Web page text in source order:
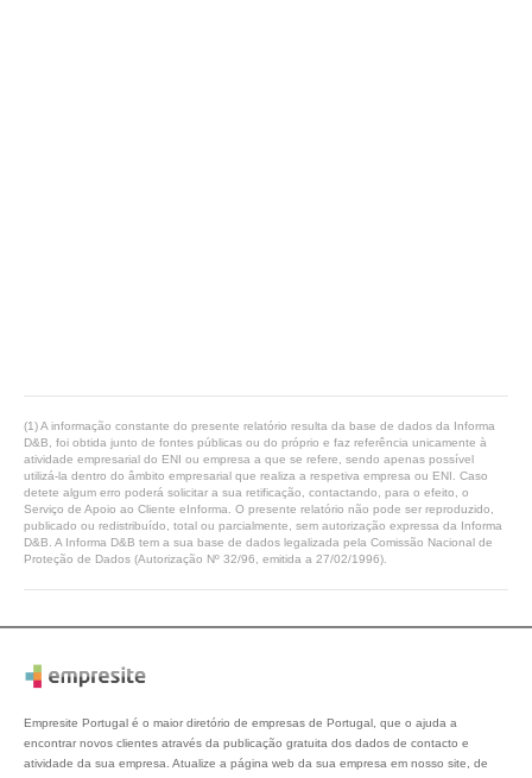
(1) A informação constante do presente relatório resulta da base de dados da Informa
D&B, foi obtida junto de fontes públicas ou do próprio e faz referência unicamente à
atividade empresarial do ENI ou empresa a que se refere, sendo apenas possível
utilizá-la dentro do âmbito empresarial que realiza a respetiva empresa ou ENI. Caso
detete algum erro poderá solicitar a sua retificação, contactando, para o efeito, o
Serviço de Apoio ao Cliente eInforma. O presente relatório não pode ser reproduzido,
publicado ou redistribuído, total ou parcialmente, sem autorização expressa da Informa
D&B. A Informa D&B tem a sua base de dados legalizada pela Comissão Nacional de
Proteção de Dados (Autorização Nº 32/96, emitida a 27/02/1996).
Empresite Portugal é o maior diretório de empresas de Portugal, que o ajuda a
encontrar novos clientes através da publicação gratuita dos dados de contacto e
atividade da sua empresa. Atualize a página web da sua empresa em nosso site, de